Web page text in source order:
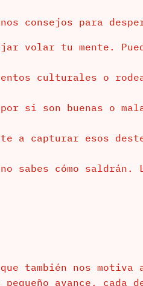
consejos para
volar tu mente.
culturales o
si son buenas o
a capturar esos
sabes cómo
también nos motiva a
avance, cada